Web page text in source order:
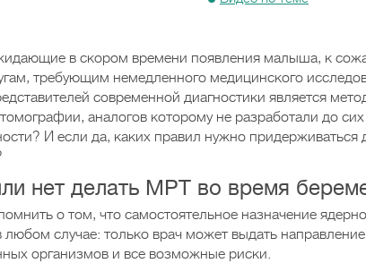
в скором времени появления малыша, к
требующим немедленного медицинского
современной диагностики является
аналогов которому не разработали до
И если да, каких правил нужно
нет делать МРТ во время
о том, что самостоятельное назначение
любом случае: только врач может выдать
организмов и все возможные риски.